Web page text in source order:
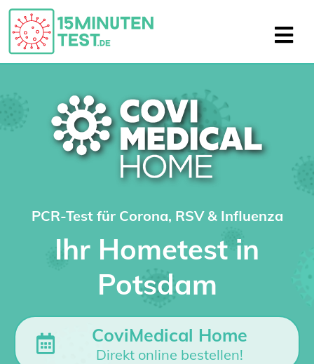
PCR-Test für Corona, RSV & Influenza
Ihr Hometest in
Potsdam
CoviMedical Home
Direkt online bestellen!